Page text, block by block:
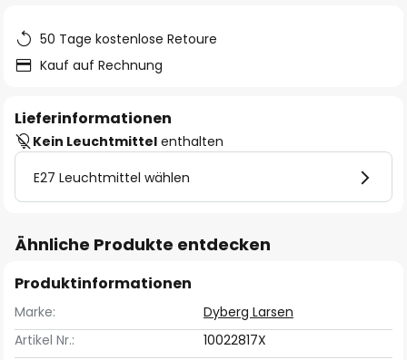
50 Tage kostenlose Retoure
Kauf auf Rechnung
Lieferinformationen
Kein Leuchtmittel enthalten
E27 Leuchtmittel wählen
Ähnliche Produkte entdecken
Produktinformationen
Marke:
Dyberg Larsen
Artikel Nr.:
10022817X